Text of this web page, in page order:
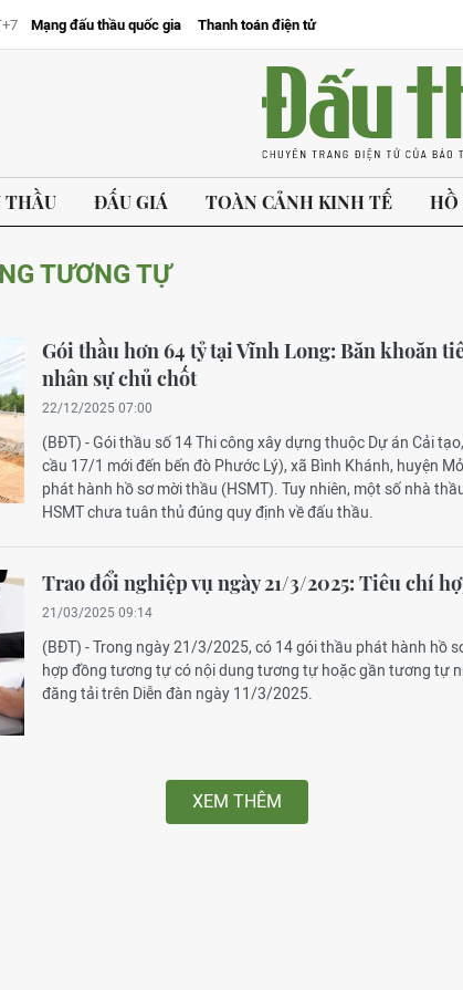
Mạng đấu thầu quốc gia Thanh toán điện tử
THẦU ĐẤU GIÁ TOÀN CẢNH KINH TẾ HỒ
TƯƠNG TỰ
Gói thầu hơn 64 tỷ tại Vĩnh Long: Băn khoăn
nhân sự chủ chốt
22/12/2025 07:00
(BĐT) - Gói thầu số 14 Thi công xây dựng thuộc Dự án Cải
cầu 17/1 mới đến bến đò Phước Lý), xã Bình Khánh, huyện
phát hành hồ sơ mời thầu (HSMT). Tuy nhiên, một số nhà
HSMT chưa tuân thủ đúng quy định về đấu thầu.
Trao đổi nghiệp vụ ngày 21/3/2025: Tiêu chí
21/03/2025 09:14
(BĐT) - Trong ngày 21/3/2025, có 14 gói thầu phát hành hồ
hợp đồng tương tự có nội dung tương tự hoặc gần tương tự
đăng tải trên Diễn đàn ngày 11/3/2025.
XEM THÊM